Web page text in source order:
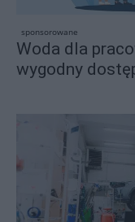
sponsorowane
Woda dla
wygodny